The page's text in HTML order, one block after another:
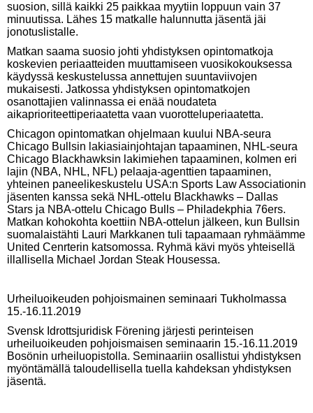
suosion, sillä kaikki 25 paikkaa myytiin loppuun vain 37
minuutissa. Lähes 15 matkalle halunnutta jäsentä jäi
jonotuslistalle.
Matkan saama suosio johti yhdistyksen opintomatkoja
koskevien periaatteiden muuttamiseen vuosikokouksessa
käydyssä keskustelussa annettujen suuntaviivojen
mukaisesti. Jatkossa yhdistyksen opintomatkojen
osanottajien valinnassa ei enää noudateta
aikaprioriteettiperiaatetta vaan vuorotteluperiaatetta.
Chicagon opintomatkan ohjelmaan kuului NBA-seura
Chicago Bullsin lakiasiainjohtajan tapaaminen, NHL-seura
Chicago Blackhawksin lakimiehen tapaaminen, kolmen eri
lajin (NBA, NHL, NFL) pelaaja-agenttien tapaaminen,
yhteinen paneelikeskustelu USA:n Sports Law Associationin
jäsenten kanssa sekä NHL-ottelu Blackhawks – Dallas
Stars ja NBA-ottelu Chicago Bulls – Philadekphia 76ers.
Matkan kohokohta koettiin NBA-ottelun jälkeen, kun Bullsin
suomalaistähti Lauri Markkanen tuli tapaamaan ryhmäämme
United Cenrterin katsomossa. Ryhmä kävi myös yhteisellä
illallisella Michael Jordan Steak Housessa.
Urheiluoikeuden pohjoismainen seminaari Tukholmassa
15.-16.11.2019
Svensk Idrottsjuridisk Förening järjesti perinteisen
urheiluoikeuden pohjoismaisen seminaarin 15.-16.11.2019
Bosönin urheiluopistolla. Seminaariin osallistui yhdistyksen
myöntämällä taloudellisella tuella kahdeksan yhdistyksen
jäsentä.